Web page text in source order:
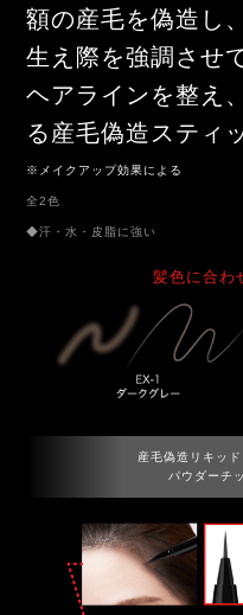
額の産毛を偽造し、
生え際を強調させ
ヘアラインを整え
る産毛偽造スティ
※メイクアップ効果による
全2色
◆汗・水・皮脂に強い
髪色に合わ
産毛偽造リキッ
パウダーチ